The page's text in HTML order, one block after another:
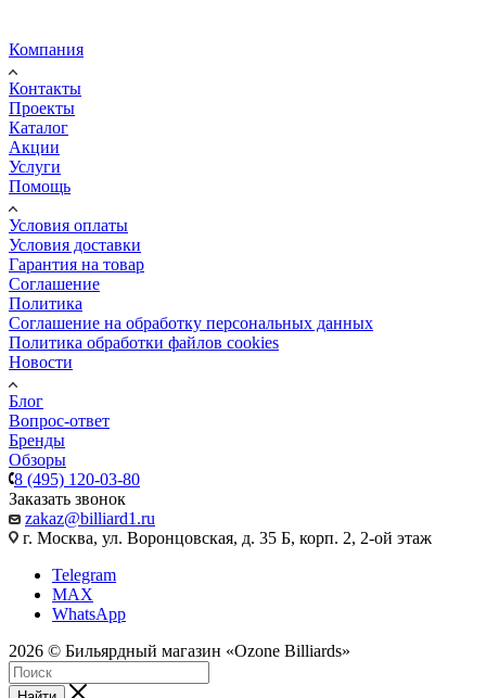
Компания
Контакты
Проекты
Каталог
Акции
Услуги
Помощь
Условия оплаты
Условия доставки
Гарантия на товар
Соглашение
Политика
Соглашение на обработку персональных данных
Политика обработки файлов cookies
Новости
Блог
Вопрос-ответ
Бренды
Обзоры
8 (495) 120-03-80
Заказать звонок
zakaz@billiard1.ru
г. Москва, ул. Воронцовская, д. 35 Б, корп. 2, 2-ой этаж
Telegram
MAX
WhatsApp
2026 © Бильярдный магазин «Ozone Billiards»